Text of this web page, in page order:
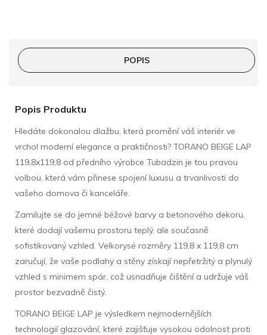
POPIS
Popis Produktu
Hledáte dokonalou dlažbu, která promění váš interiér ve
vrchol moderní elegance a praktičnosti? TORANO BEIGE LAP
119,8x119,8 od předního výrobce Tubadzin je tou pravou
volbou, která vám přinese spojení luxusu a trvanlivosti do
vašeho domova či kanceláře.
Zamilujte se do jemné béžové barvy a betonového dekoru,
které dodají vašemu prostoru teplý, ale současně
sofistikovaný vzhled. Velkorysé rozměry 119,8 x 119,8 cm
zaručují, že vaše podlahy a stěny získají nepřetržitý a plynulý
vzhled s minimem spár, což usnadňuje čištění a udržuje váš
prostor bezvadně čistý.
TORANO BEIGE LAP je výsledkem nejmodernějších
technologií glazování, které zajišťuje vysokou odolnost proti